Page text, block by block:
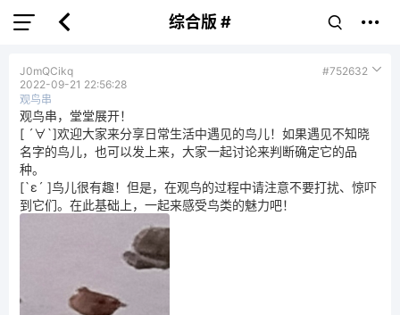
综合版 #
J0mQCikq
#752632
2022-09-21 22:56:28
观鸟串
观鸟串，堂堂展开！
[ ´∀`]欢迎大家来分享日常生活中遇见的鸟儿！如果遇见不知晓
名字的鸟儿，也可以发上来，大家一起讨论来判断确定它的品
种。
[`ε´ ]鸟儿很有趣！但是，在观鸟的过程中请注意不要打扰、惊吓
到它们。在此基础上，一起来感受鸟类的魅力吧！